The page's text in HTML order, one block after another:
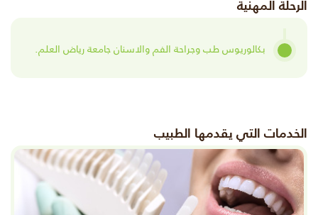
الرحلة المهنية
بكالوريوس طب وجراحة الفم والاسنان جامعة رياض العلم.
الخدمات التي يقدمها الطبيب